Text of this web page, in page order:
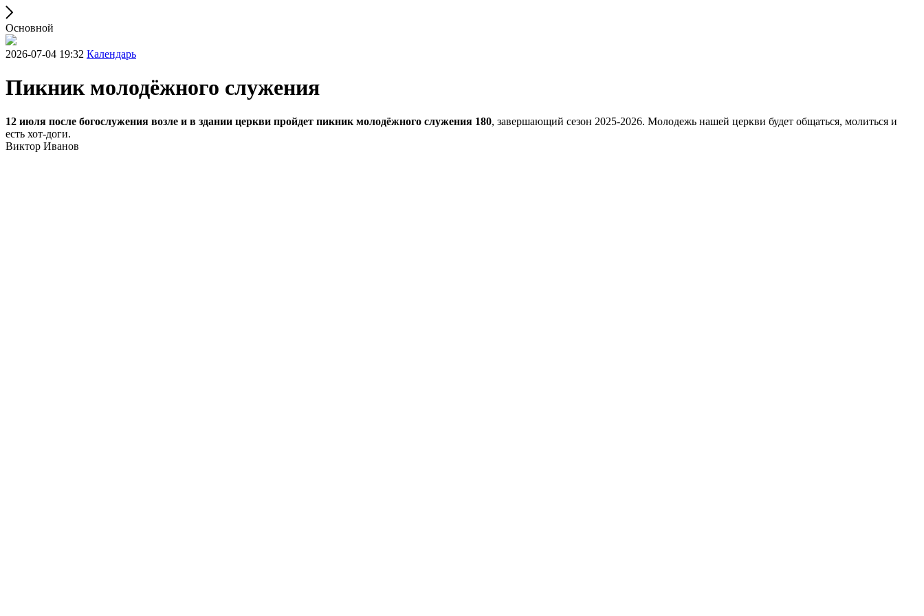
Основной
2026-07-04 19:32 Календарь
Пикник молодёжного служения
12 июля после богослужения возле и в здании церкви пройдет пикник молодёжного служения 180, завершающий сезон 2025-2026. Молодежь нашей церкви будет общаться, молиться и
есть хот-доги.
Виктор Иванов